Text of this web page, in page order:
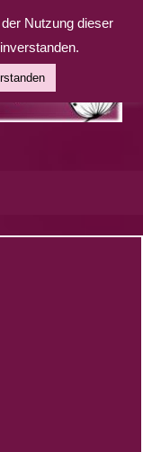
Nutzung dieser